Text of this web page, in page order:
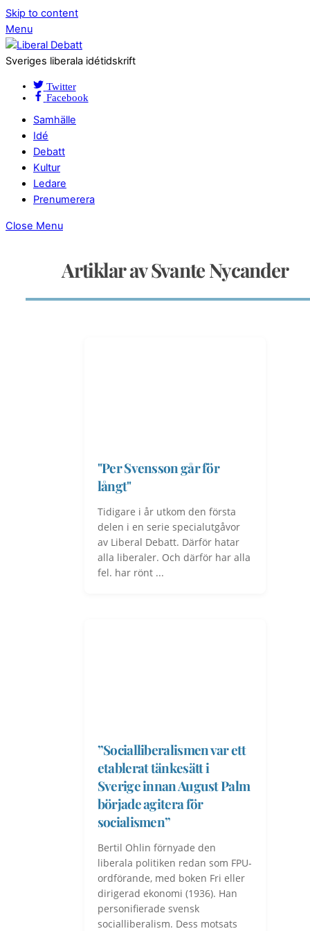
Skip to content
Menu
Sveriges liberala idétidskrift
Twitter
Facebook
Samhälle
Idé
Debatt
Kultur
Ledare
Prenumerera
Close Menu
Artiklar av Svante Nycander
"Per Svensson går för
långt"
Tidigare i år utkom den första
delen i en serie specialutgåvor
av Liberal Debatt. Därför hatar
alla liberaler. Och därför har alla
fel. har rönt ...
”Socialliberalismen var ett
etablerat tänkesätt i
Sverige innan August Palm
började agitera för
socialismen”
Bertil Ohlin förnyade den
liberala politiken redan som FPU-
ordförande, med boken Fri eller
dirigerad ekonomi (1936). Han
personifierade svensk
socialliberalism. Dess motsats